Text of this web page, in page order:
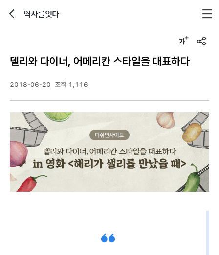
역사를잇다
u
델리와 다이너, 어메리칸 스타일을 대표하다
2018-06-20 조회 1,116